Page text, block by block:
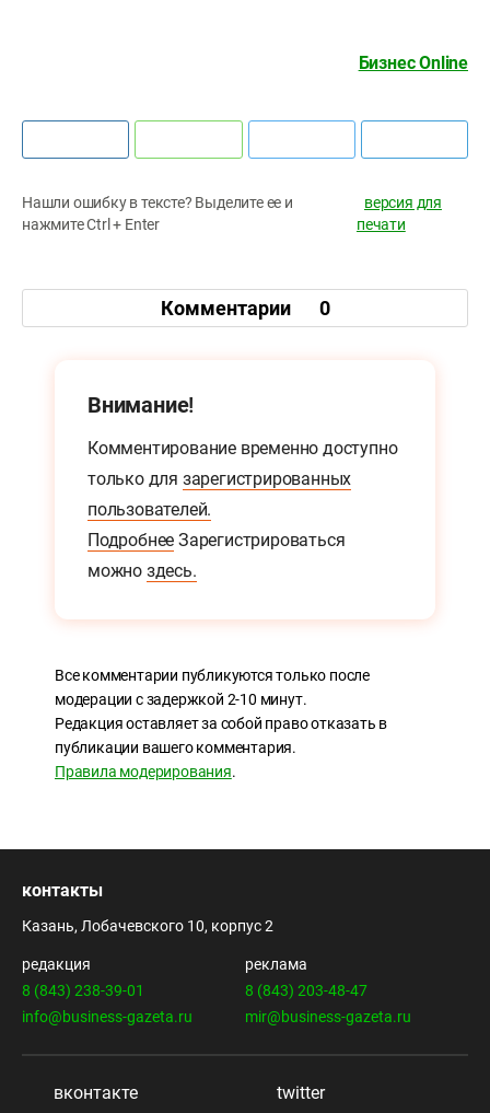
Бизнес Online
Нашли ошибку в тексте? Выделите ее и
нажмите Ctrl + Enter
версия для
печати
Комментарии 0
Внимание!
Комментирование временно доступно
только для зарегистрированных
пользователей.
Подробнее Зарегистрироваться
можно здесь.
Все комментарии публикуются только после
модерации с задержкой 2-10 минут.
Редакция оставляет за собой право отказать в
публикации вашего комментария.
Правила модерирования.
контакты
Казань, Лобачевского 10, корпус 2
редакция
8 (843) 238-39-01
info@business-gazeta.ru
реклама
8 (843) 203-48-47
mir@business-gazeta.ru
вконтакте twitter